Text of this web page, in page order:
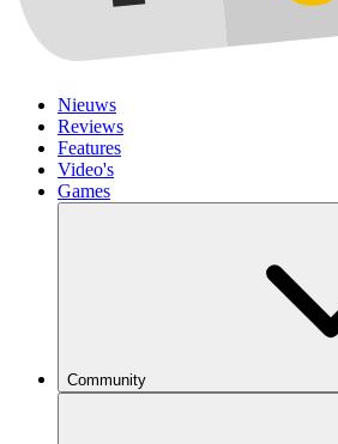
Nieuws
Reviews
Features
Video's
Games
Community